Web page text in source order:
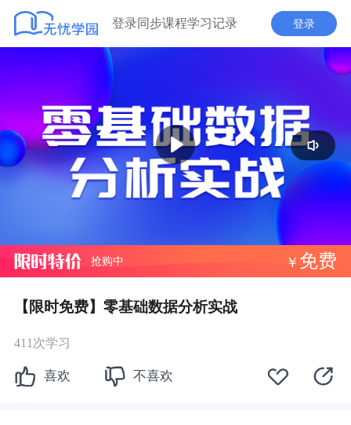
登录同步课程学习记录 登录
播
放
抢购中 ￥ 免费
【限时免费】零基础数据分析实战
411次学习
喜欢 不喜欢